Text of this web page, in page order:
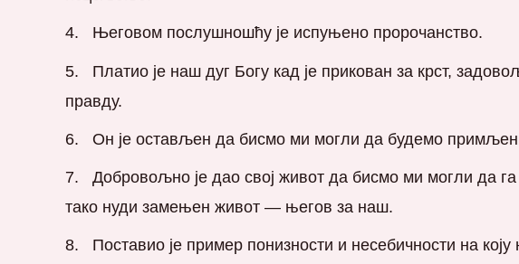
Његовом послушношћу је испуњено пророчанство.
Платио је наш дуг Богу кад је прикован за крст,
правду.
Он је остављен да бисмо ми могли да будемо
Добровољно је дао свој живот да бисмо ми могли да
тако нуди замењен живот — његов за наш.
Поставио је пример понизности и несебичности на коју